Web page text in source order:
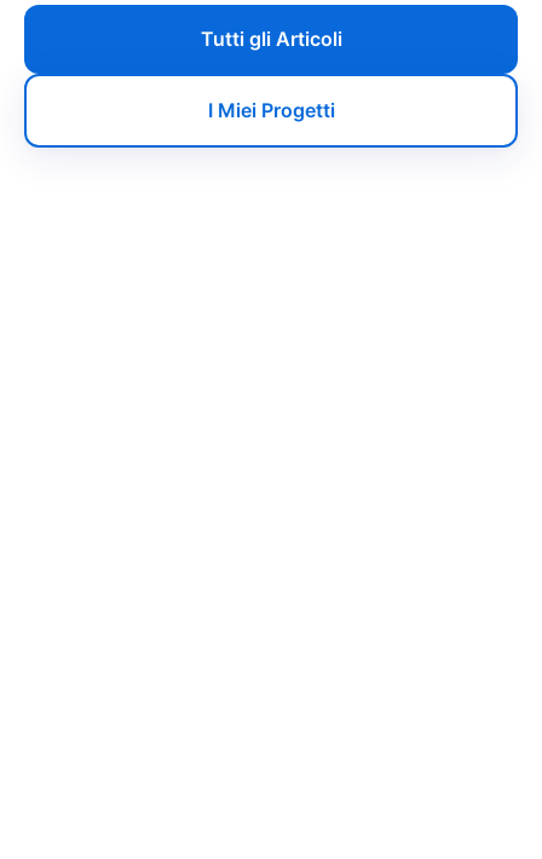
Tutti gli Articoli
I Miei Progetti